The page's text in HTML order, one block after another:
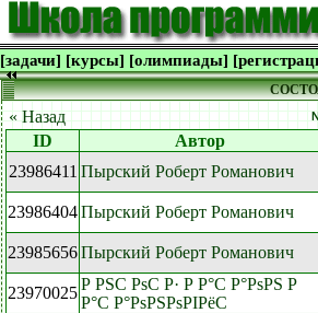
[задачи] [курсы] [олимпиады]
« Назад
ID Автор
23986411 Пырский Роберт Романович
23986404Пырский Роберт Романович
23985656Пырский Роберт Романович
23970025Р РЅС РѕС Р· Р Р°С Р°РѕРЅ Р
Р°С Р°РѕРЅРѕРІРёС